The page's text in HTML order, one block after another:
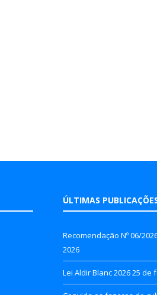
ÚLTIMAS
Recomendação Nº 06/
2026
Lei Aldir Blanc 202625 de